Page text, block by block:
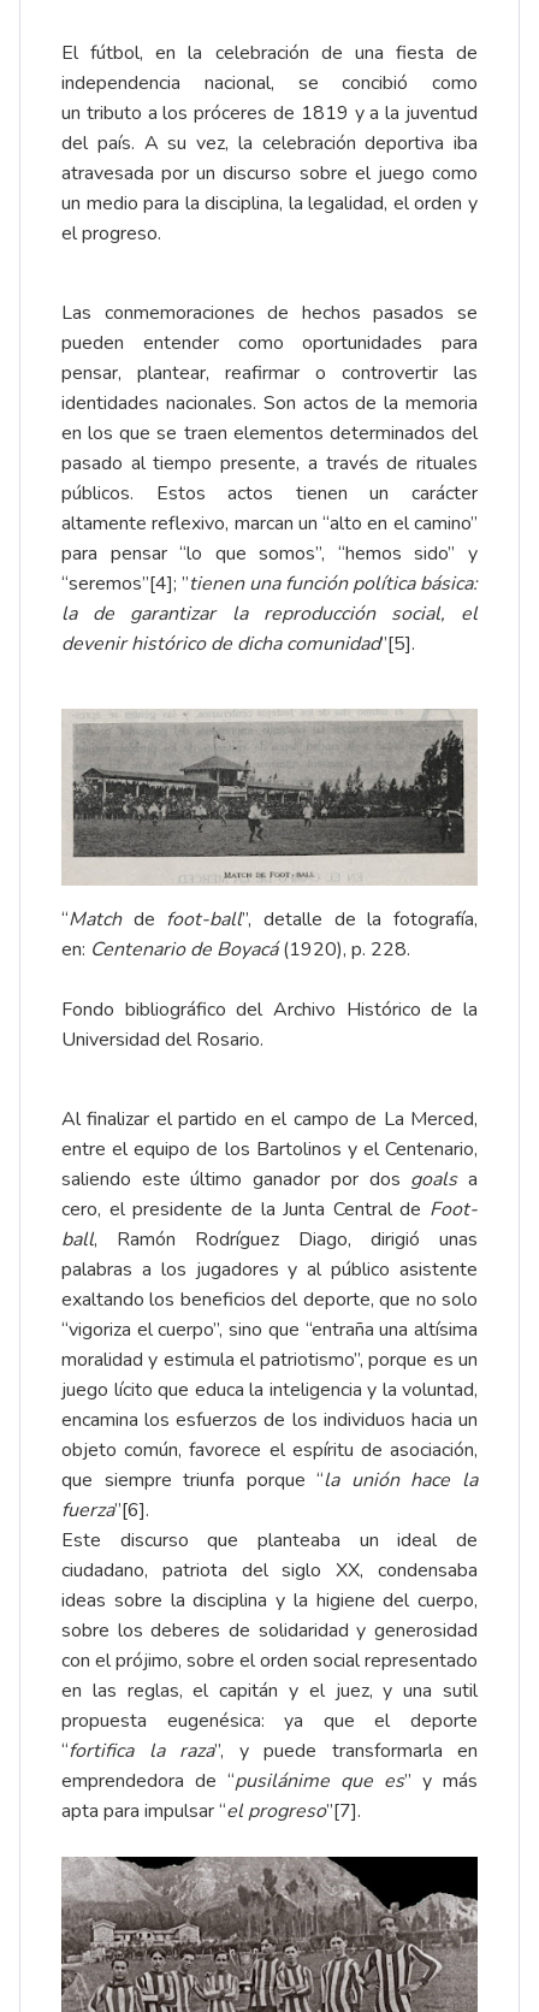
El fútbol, en la celebración de una fiesta de
independencia nacional, se concibió como
un tributo a los próceres de 1819 y a la juventud
del país. A su vez, la celebración deportiva iba
atravesada por un discurso sobre el juego como
un medio para la disciplina, la legalidad, el orden y
el progreso.
Las conmemoraciones de hechos pasados se
pueden entender como oportunidades para
pensar, plantear, reafirmar o controvertir las
identidades nacionales. Son actos de la memoria
en los que se traen elementos determinados del
pasado al tiempo presente, a través de rituales
públicos. Estos actos tienen un carácter
altamente reflexivo, marcan un “alto en el camino”
para pensar “lo que somos”, “hemos sido” y
“seremos”[4]; ”tienen una función política básica:
la de garantizar la reproducción social, el
devenir histórico de dicha comunidad”[5].
“Match de foot-ball”, detalle de la fotografía,
en: Centenario de Boyacá(1920), p. 228.
Fondo bibliográfico del Archivo Histórico de la
Universidad del Rosario.
Al finalizar el partido en el campo de La Merced,
entre el equipo de los Bartolinos y el Centenario,
saliendo este último ganador por dos goalsa
cero, el presidente de la Junta Central de Foot-
ball,
Ramón Rodríguez Diago, dirigió unas
palabras a los jugadores y al público asistente
exaltando los beneficios del deporte, que no solo
“vigoriza el cuerpo”, sino que “entraña una altísima
moralidad y estimula el patriotismo”, porque es un
juego lícito que educa la inteligencia y la voluntad,
encamina los esfuerzos de los individuos hacia un
objeto común, favorece el espíritu de asociación,
que siempre triunfa porque “la unión hace la
fuerza”[6].
Este discurso que planteaba un ideal de
ciudadano, patriota del siglo XX, condensaba
ideas sobre la disciplina y la higiene del cuerpo,
sobre los deberes de solidaridad y generosidad
con el prójimo, sobre el orden social representado
en las reglas, el capitán y el juez, y una sutil
propuesta eugenésica: ya que el deporte
“fortifica la raza”, y puede transformarla en
emprendedora de “pusilánime que es” y más
apta para impulsar “el progreso”[7].